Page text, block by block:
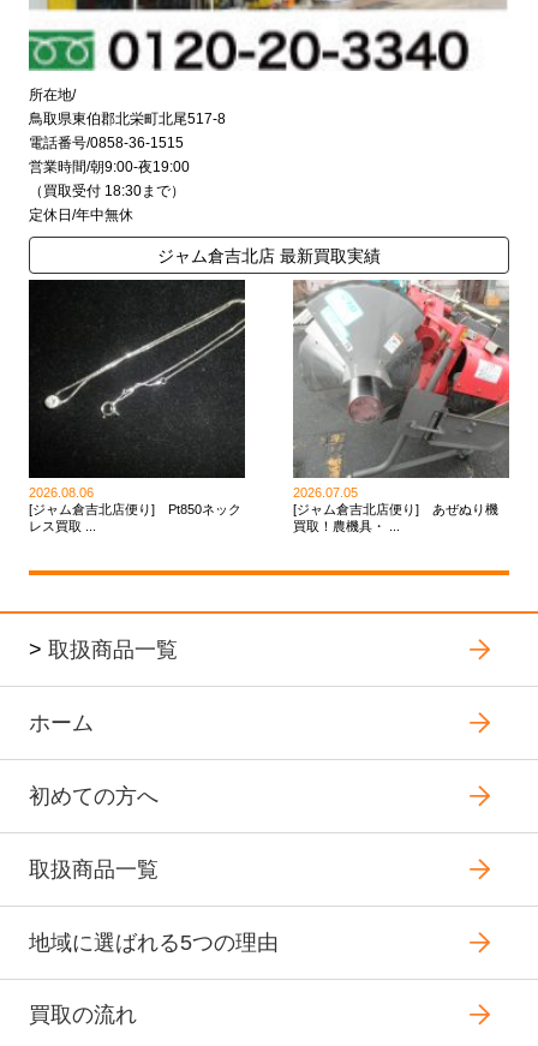
所在地/
鳥取県東伯郡北栄町北尾517-8
電話番号/0858-36-1515
営業時間/朝9:00-夜19:00
（買取受付 18:30まで）
定休日/年中無休
ジャム倉吉北店 最新買取実績
2026.08.06
[ジャム倉吉北店便り] Pt850ネック
レス買取 ...
2026.07.05
[ジャム倉吉北店便り] あぜぬり機
買取！農機具・ ...
> 取扱商品一覧
ホーム
初めての方へ
取扱商品一覧
地域に選ばれる5つの理由
買取の流れ